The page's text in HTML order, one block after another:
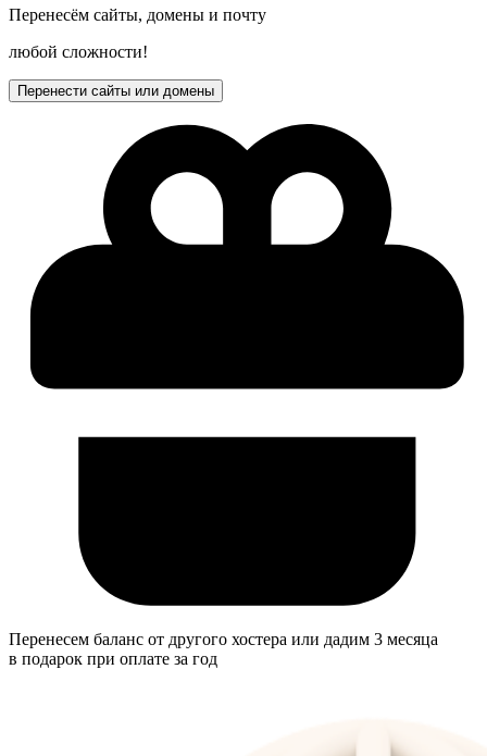
Перенесём сайты, домены и почту
любой сложности!
Перенести сайты или домены
Перенесем баланс от другого хостера или дадим 3 месяца
в подарок при оплате за год